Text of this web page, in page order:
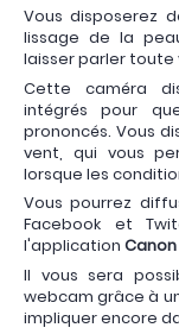
Vous disposerez
lissage de la
laisser parler toute
Cette caméra
intégrés pour
prononcés. Vous
vent, qui vous
lorsque les
Vous pourrez
Facebook et
l'application
Il vous sera
webcam grâce à
impliquer encore